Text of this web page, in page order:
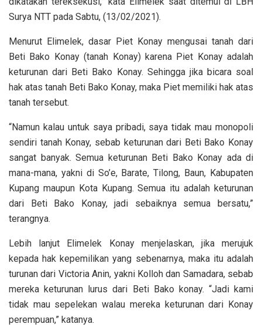
Surya NTT pada Sabtu, (13/02/2021).
Menurut Elimelek, dasar Piet Konay mengusai tanah dari
Beti Bako Konay (tanah Konay) karena Piet Konay adalah
keturunan dari Beti Bako Konay. Sehingga jika bicara soal
hak atas tanah Beti Bako Konay, maka Piet memiliki hak atas
tanah tersebut.
“Namun kalau untuk saya pribadi, saya tidak mau monopoli
sendiri tanah Konay, sebab keturunan dari Beti Bako Konay
sangat banyak. Semua keturunan Beti Bako Konay ada di
mana-mana, yakni di So’e, Barate, Tilong, Baun, Kabupaten
Kupang maupun Kota Kupang. Semua itu adalah keturunan
dari Beti Bako Konay, jadi sebaiknya semua bersatu,”
terangnya.
Lebih lanjut Elimelek Konay menjelaskan, jika merujuk
kepada hak kepemilikan yang sebenarnya, maka itu adalah
turunan dari Victoria Anin, yakni Kolloh dan Samadara, sebab
mereka keturunan lurus dari Beti Bako konay. “Jadi kami
tidak mau sepelekan walau mereka keturunan dari Konay
perempuan,” katanya.